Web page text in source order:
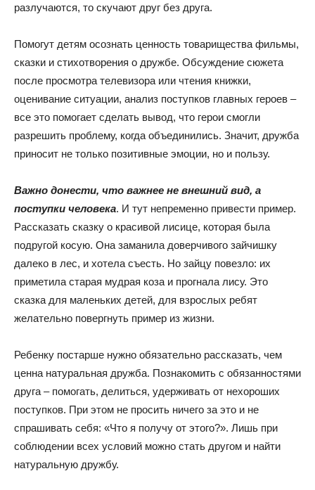
разлучаются, то скучают друг без друга.
Помогут детям осознать ценность товарищества фильмы,
сказки и стихотворения о дружбе. Обсуждение сюжета
после просмотра телевизора или чтения книжки,
оценивание ситуации, анализ поступков главных героев –
все это помогает сделать вывод, что герои смогли
разрешить проблему, когда объединились. Значит, дружба
приносит не только позитивные эмоции, но и пользу.
Важно донести, что важнее не внешний вид, а
поступки человека. И тут непременно привести пример.
Рассказать сказку о красивой лисице, которая была
подругой косую. Она заманила доверчивого зайчишку
далеко в лес, и хотела съесть. Но зайцу повезло: их
приметила старая мудрая коза и прогнала лису. Это
сказка для маленьких детей, для взрослых ребят
желательно повергнуть пример из жизни.
Ребенку постарше нужно обязательно рассказать, чем
ценна натуральная дружба. Познакомить с обязанностями
друга – помогать, делиться, удерживать от нехороших
поступков. При этом не просить ничего за это и не
спрашивать себя: «Что я получу от этого?». Лишь при
соблюдении всех условий можно стать другом и найти
натуральную дружбу.